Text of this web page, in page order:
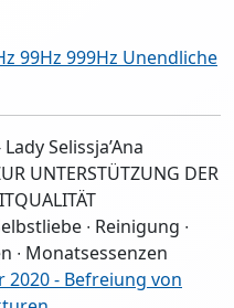
99Hz 999Hz Unendliche
Selissja’Ana
UNTERSTÜTZUNG DER
∙ Reinigung ∙
∙ Monatsessenzen
2020 - Befreiung von